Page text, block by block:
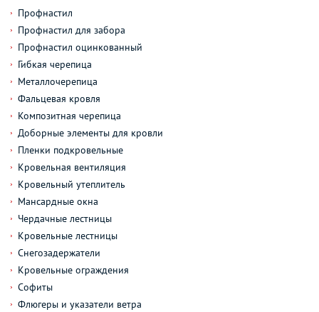
Профнастил
Профнастил для забора
Профнастил оцинкованный
Гибкая черепица
Металлочерепица
Фальцевая кровля
Композитная черепица
Доборные элементы для кровли
Пленки подкровельные
Кровельная вентиляция
Кровельный утеплитель
Мансардные окна
Чердачные лестницы
Кровельные лестницы
Снегозадержатели
Кровельные ограждения
Софиты
Флюгеры и указатели ветра